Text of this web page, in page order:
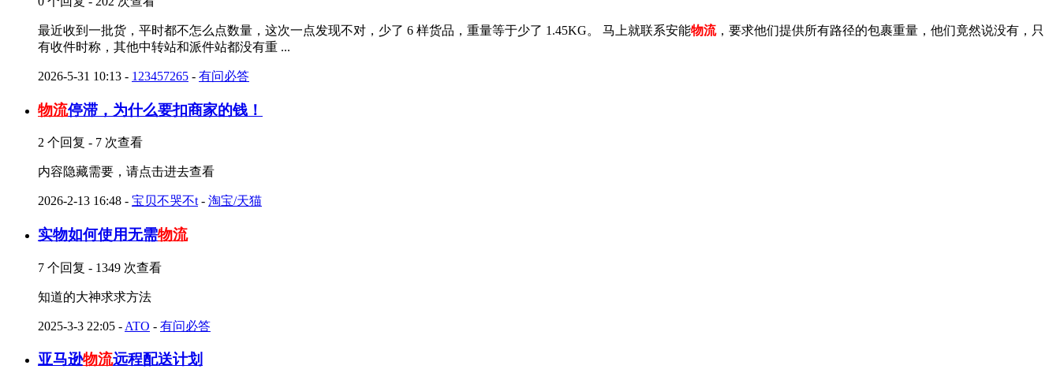
最近收到一批货，平时都不怎么点数量，这次一点发现不对，少了 6 样货品，重量等于少了 1.45KG。 马上就联系安能物流，要求他们提供所有路径的包裹重量，他们竟然说没有，只
有收件时称，其他中转站和派件站都没有重 ...
2026-5-31 10:13 - 123457265 - 有问必答
物流停滞，为什么要扣商家的钱！
2 个回复 - 7 次查看
内容隐藏需要，请点击进去查看
2026-2-13 16:48 - 宝贝不哭不t - 淘宝/天猫
实物如何使用无需物流
7 个回复 - 1349 次查看
知道的大神求求方法
2025-3-3 22:05 - ATO - 有问必答
亚马逊物流远程配送计划